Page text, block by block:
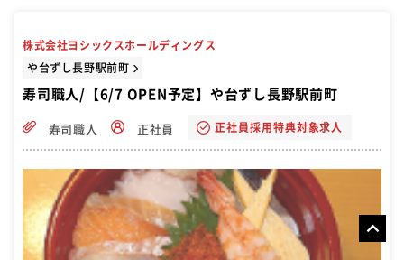
寄りの方がご利用されています。こうしたお客様は来店時間や頻度が
決まっているため、予想売上目標も立てやすいです。さらにお店の評
ばすことが出来ます。 夜になるにつれて仕事帰りのサラリーマンのお
います。
株式会社ヨシックスホールディングス
や台ずし長野駅前町
寿司職人/【6/7 OPEN予定】や台ずし長野駅前町
寿司職人 正社員 正社員採用特典対象求人